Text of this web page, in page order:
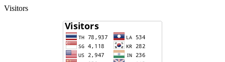
Visitors